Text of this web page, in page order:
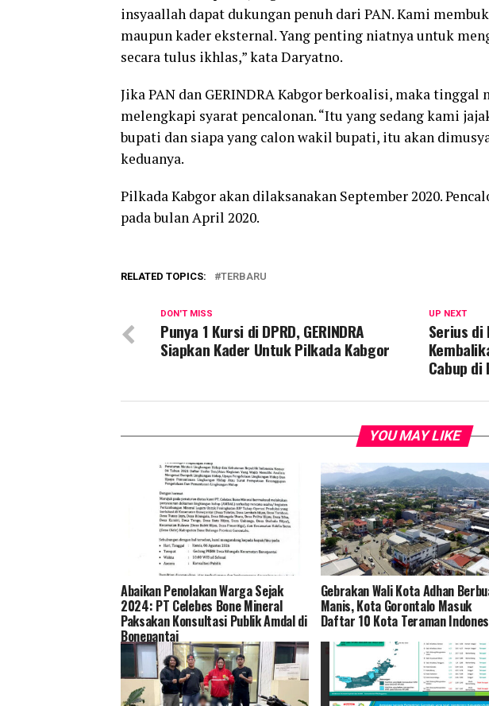
insyaallah dapat dukungan penuh dari PAN. Kami
maupun kader eksternal. Yang penting niatnya untuk
secara tulus ikhlas,” kata Daryatno.
Jika PAN dan GERINDRA Kabgor berkoalisi, maka
melengkapi syarat pencalonan. “Itu yang sedang kami
bupati dan siapa yang calon wakil bupati, itu akan
keduanya.
Pilkada Kabgor akan dilaksanakan September 2020.
pada bulan April 2020.
RELATED TOPICS: TERBARU
UP NEXT
Serius di
Cabup
DON'T MISS
Punya 1 Kursi di DPRD, GERINDRA
Siapkan Kader Untuk Pilkada Kabgor
YOU MAY LIKE
Abaikan Penolakan Warga Sejak
2024: PT Celebes Bone Mineral
Paksakan Konsultasi Publik Amdal di
Bonepantai
Gebrakan Wali Kota Adhan
Manis, Kota Gorontalo Masuk
Daftar 10 Kota Teraman